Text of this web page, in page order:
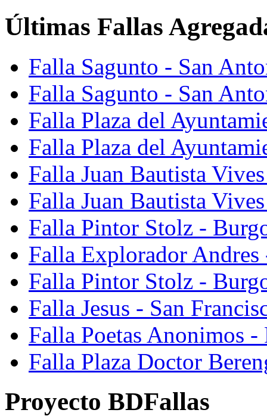
Últimas Fallas
Falla Sagunto - San
Falla Sagunto - San
Falla Plaza del
Falla Plaza del
Falla Juan Bautista
Falla Juan Bautista
Falla Pintor Stolz -
Falla Explorador Andres
Falla Pintor Stolz -
Falla Jesus - San
Falla Poetas Anonimos
Falla Plaza Doctor
Proyecto BDFallas